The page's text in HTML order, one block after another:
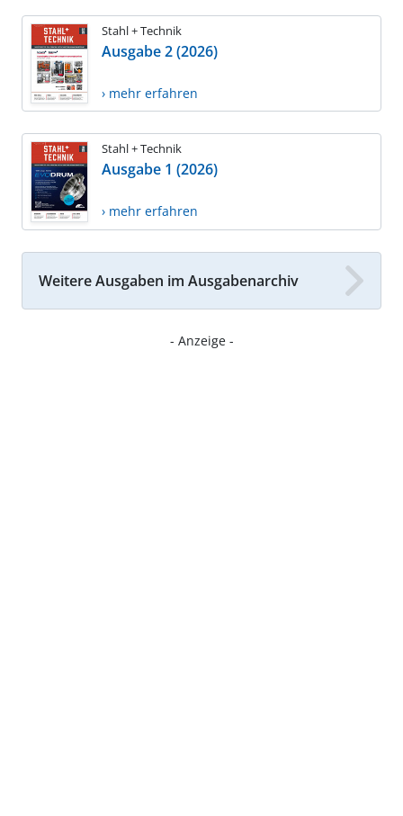
Stahl + Technik
Ausgabe 2 (2026)
› mehr erfahren
Stahl + Technik
Ausgabe 1 (2026)
› mehr erfahren
Weitere Ausgaben im Ausgabenarchiv
- Anzeige -